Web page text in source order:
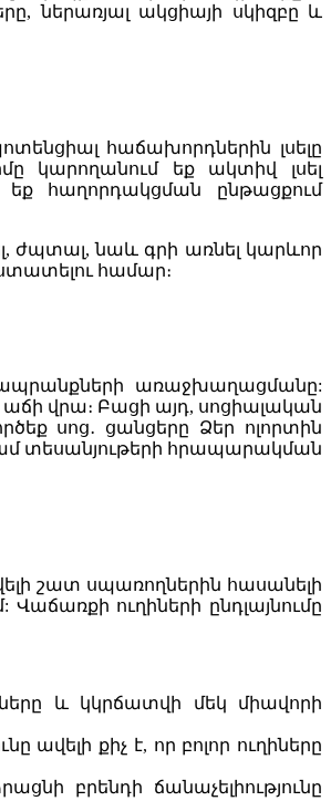
ներառյալ ակցիայի սկիզբը և
հաճախորդներին լսելը
կարողանում եք ակտիվ լսել
հաղորդակցման ընթացքում
ժպտալ, նաև գրի առնել կարևոր
համար։
առաջխաղացմանը:
վրա։ Բացի այդ, սոցիալական
սոց․ ցանցերը Ձեր ոլորտին
տեսանյութերի հրապարակման
շատ սպառողներին հասանելի
ուղիների ընդլայնումը
և կկրճատվի մեկ միավորի
ավելի քիչ է, որ բոլոր ուղիները
բրենդի ճանաչելիությունը